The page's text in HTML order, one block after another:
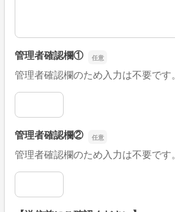
管理者確認欄①
管理者確認欄のため入力は不要です。
管理者確認欄①
管理者確認欄②
管理者確認欄のため入力は不要です。
管理者確認欄②